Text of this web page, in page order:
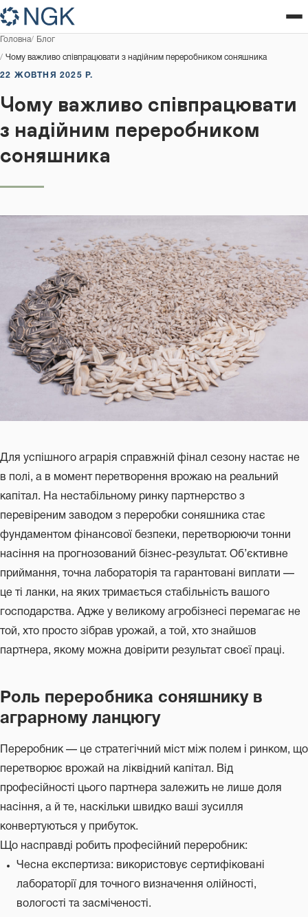
Головна Блог
Чому важливо співпрацювати з надійним переробником соняшника
22 ЖОВТНЯ 2025 Р.
Чому важливо співпрацювати
з надійним переробником
соняшника
Для успішного аграрія справжній фінал сезону настає не
в полі, а в момент перетворення врожаю на реальний
капітал. На нестабільному ринку партнерство з
перевіреним заводом з переробки соняшника стає
фундаментом фінансової безпеки, перетворюючи тонни
насіння на прогнозований бізнес-результат. Об’єктивне
приймання, точна лабораторія та гарантовані виплати —
це ті ланки, на яких тримається стабільність вашого
господарства. Адже у великому агробізнесі перемагає не
той, хто просто зібрав урожай, а той, хто знайшов
партнера, якому можна довірити результат своєї праці.
Роль переробника соняшнику в
аграрному ланцюгу
Переробник — це стратегічний міст між полем і ринком, що
перетворює врожай на ліквідний капітал. Від
професійності цього партнера залежить не лише доля
насіння, а й те, наскільки швидко ваші зусилля
конвертуються у прибуток.
Що насправді робить професійний переробник:
Чесна експертиза: використовує сертифіковані
лабораторії для точного визначення олійності,
вологості та засміченості.